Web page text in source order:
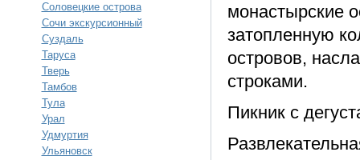
Соловецкие острова
Сочи экскурсионный
Суздаль
Таруса
Тверь
Тамбов
Тула
Урал
Удмуртия
Ульяновск
монастырские
затопленную
островов,
строками.
Пикник с